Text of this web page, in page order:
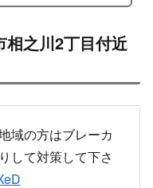
之川2丁目付近
域の方はブレーカ
して対策して下さ